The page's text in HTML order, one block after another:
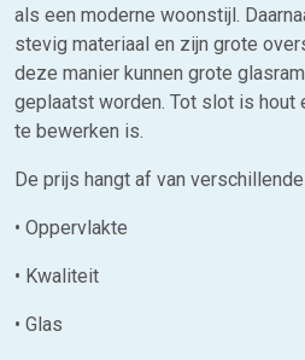
als een moderne woonstijl.
stevig materiaal en zijn grote
deze manier kunnen grote
geplaatst worden. Tot slot is hout
te bewerken is.
De prijs hangt af van
• Oppervlakte
• Kwaliteit
• Glas